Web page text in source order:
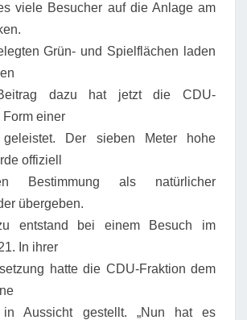
viele Besucher auf die Anlage am
Grün- und Spielflächen laden
dazu hat jetzt die CDU-
Form einer
geleistet. Der sieben Meter hohe
offiziell
Bestimmung als natürlicher
übergeben.
entstand bei einem Besuch im
In ihrer
hatte die CDU-Fraktion dem
in Aussicht gestellt. „Nun hat es